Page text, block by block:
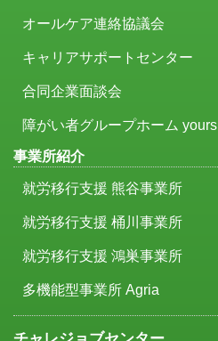
オールケア連絡協議会
キャリアサポートセンター
合同企業面談会
障がい者グループホーム yours
事業所紹介
就労移行支援 熊谷事業所
就労移行支援 桶川事業所
就労移行支援 鴻巣事業所
多機能型事業所 Agria